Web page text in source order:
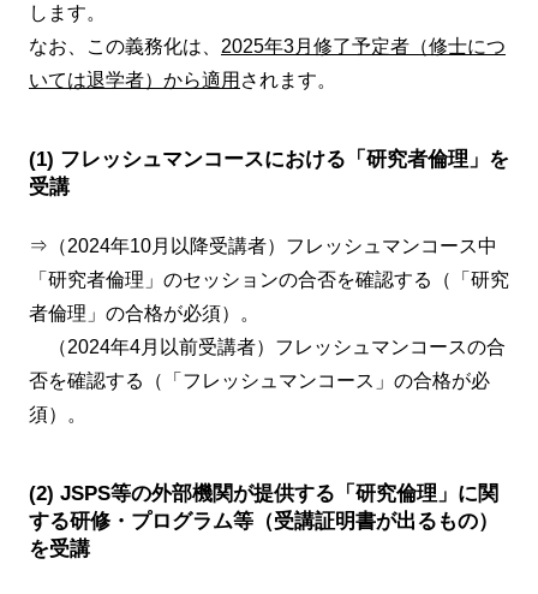
します。
なお、この義務化は、 2025年3月修了予定者（修士につ
いては退学者）から適用 されます。
(1) フレッシュマンコースにおける「研究者倫理」を
受講
⇒（2024年10月以降受講者）フレッシュマンコース中
「研究者倫理」のセッションの合否を確認する（「研究
者倫理」の合格が必須）。
（2024年4月以前受講者）フレッシュマンコースの合
否を確認する（「フレッシュマンコース」の合格が必
須）。
(2) JSPS等の外部機関が提供する「研究倫理」に関
する研修・プログラム等（受講証明書が出るもの）
を受講